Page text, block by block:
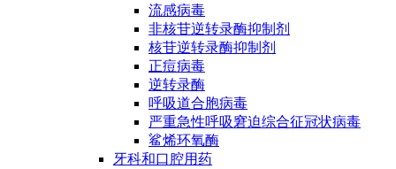
流感病毒
非核苷逆转录酶抑制剂
核苷逆转录酶抑制剂
正痘病毒
逆转录酶
呼吸道合胞病毒
严重急性呼吸窘迫综合征冠状病毒
鲨烯环氧酶
牙科和口腔用药